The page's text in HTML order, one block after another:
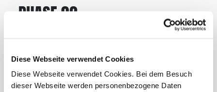
Diese Webseite verwendet Cookies
Diese Webseite verwendet Cookies. Bei dem Besuch
dieser Webseite werden personenbezogene Daten
PHASE 02
Bewertung der identifizierten Problemfelder
hinsichtlich Make- oder Invest-Optionen